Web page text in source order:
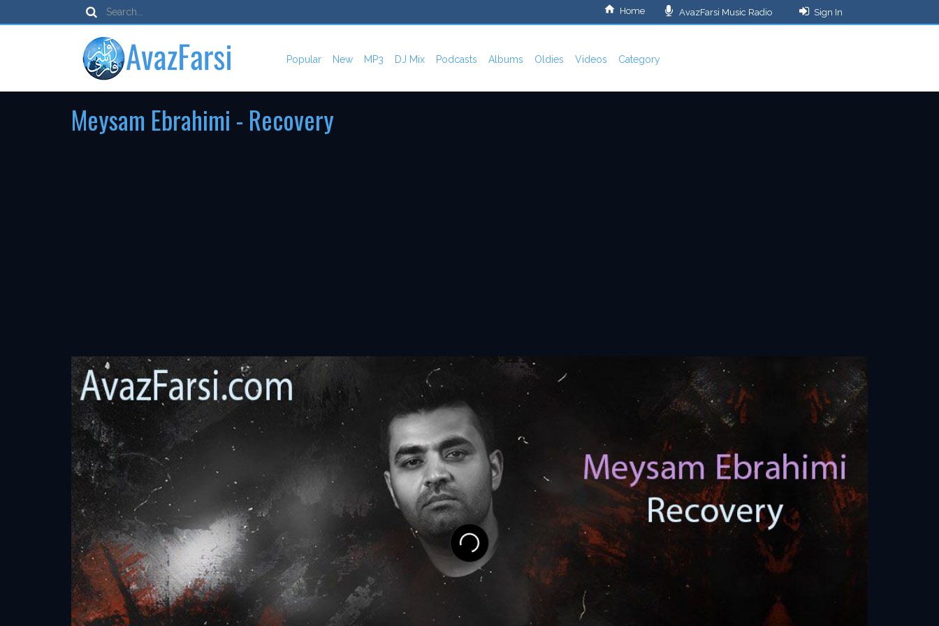
Home AvazFarsi Music Radio Sign In
Popular New MP3 DJ Mix Podcasts Albums Oldies Videos Category
Meysam Ebrahimi - Recovery